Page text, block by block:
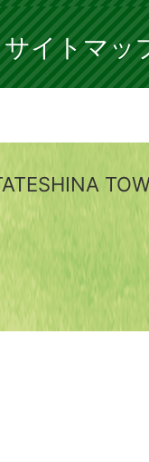
サイトマッ